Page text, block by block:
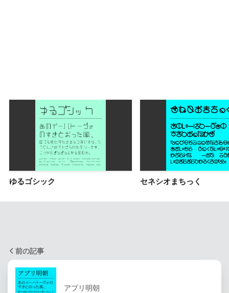
ゆるゴシック セネシオまちっく
前の記事
アプリ明朝